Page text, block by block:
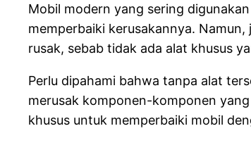
Mobil modern yang sering
memperbaiki kerusakannya.
rusak, sebab tidak ada alat khusus
Perlu dipahami bahwa tanpa alat
merusak komponen-komponen
khusus untuk memperbaiki mobil